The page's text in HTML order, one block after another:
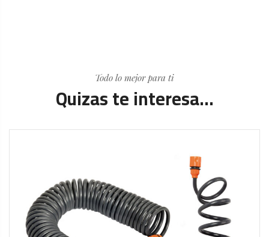
Todo lo mejor para ti
Quizas te interesa...